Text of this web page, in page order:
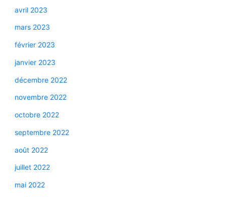
avril 2023
mars 2023
février 2023
janvier 2023
décembre 2022
novembre 2022
octobre 2022
septembre 2022
août 2022
juillet 2022
mai 2022